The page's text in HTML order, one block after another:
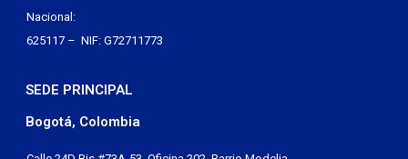
Nacional:
625117 – NIF: G72711773
SEDE PRINCIPAL
Bogotá, Colombia